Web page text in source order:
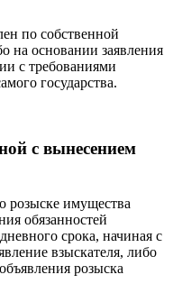
по собственной
на основании заявления
с требованиями
государства.
с вынесением
розыске имущества
обязанностей
срока, начиная с
взыскателя, либо
розыска